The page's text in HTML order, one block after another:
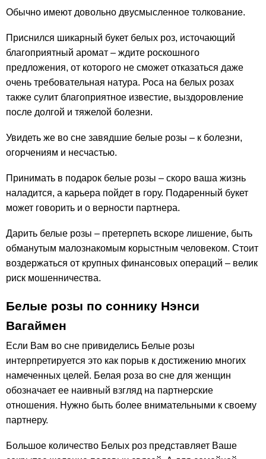
Обычно имеют довольно двусмысленное толкование.
Приснился шикарный букет белых роз, источающий
благоприятный аромат – ждите роскошного
предложения, от которого не сможет отказаться даже
очень требовательная натура. Роса на белых розах
также сулит благоприятное известие, выздоровление
после долгой и тяжелой болезни.
Увидеть же во сне завядшие белые розы – к болезни,
огорчениям и несчастью.
Принимать в подарок белые розы – скоро ваша жизнь
наладится, а карьера пойдет в гору. Подаренный букет
может говорить и о верности партнера.
Дарить белые розы – претерпеть вскоре лишение, быть
обманутым малознакомым корыстным человеком. Стоит
воздержаться от крупных финансовых операций – велик
риск мошенничества.
Белые розы по соннику Нэнси
Вагаймен
Если Вам во сне привиделись Белые розы
интерпретируется это как порыв к достижению многих
намеченных целей. Белая роза во сне для женщин
обозначает ее наивный взгляд на партнерские
отношения. Нужно быть более внимательными к своему
партнеру.
Большое количество Белых роз представляет Ваше